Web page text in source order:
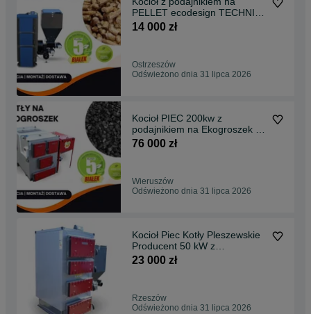
PELLET ecodesign TECHNIX-
PEL 15KW DOTACJA
14 000 zł
Ostrzeszów
Odświeżono dnia 31 lipca 2026
Kocioł PIEC 200kw z
podajnikiem na Ekogroszek 5
klasa Ecodesign
76 000 zł
Wieruszów
Odświeżono dnia 31 lipca 2026
Kocioł Piec Kotły Pleszewskie
Producent 50 kW z
podajnikiem ekogroszek
23 000 zł
Rzeszów
Odświeżono dnia 31 lipca 2026